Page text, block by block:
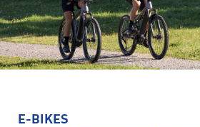
E-BIKES